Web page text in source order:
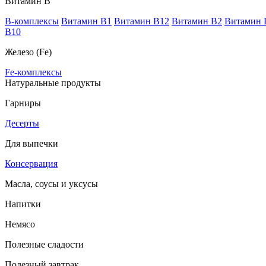
B-комплексы Витамин B1 Витамин B12 Витамин B2 Витамин
В10
Железо (Fe)
Fe-комплексы
Натуральные продукты
Гарниры
Десерты
Для выпечки
Консервация
Масла, соусы и уксусы
Напитки
Немясо
Полезные сладости